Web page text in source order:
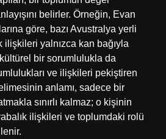
belirler. Örneğin, Evan
göre, bazı Avustralya yerli
ilişkileri yalnızca kan bağıyla
bir sorumlulukla da
ve ilişkileri pekiştiren
anlamı, sadece bir
sınırlı kalmaz; o kişinin
ilişkileri ve toplumdaki rolü